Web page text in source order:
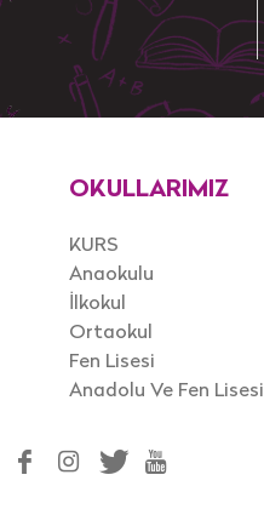
OKULLARIMIZ
KURS
Anaokulu
İlkokul
Ortaokul
Fen Lisesi
Anadolu Ve Fen Lisesi